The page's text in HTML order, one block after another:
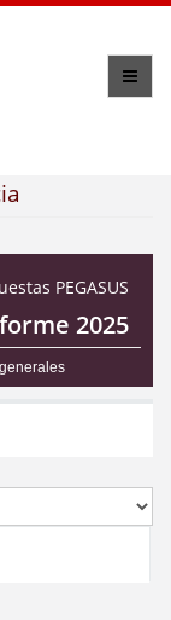
PEGASUS
2025